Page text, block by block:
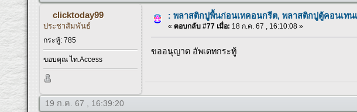
clicktoday99
ประชาสัมพันธ์
กระทู้: 785
ขอบคุณ ไท.Access
: พลาสติกปูพื้นก่อนเทคอนกรีต, พลาสติกปูตู้คอนเทน
« ตอบกลับ #77 เมื่อ: 18 ก.ค. 67 , 16:10:08 »
ขออนุญาต อัพเดทกระทู้
19 ก.ค. 67 , 16:39:20